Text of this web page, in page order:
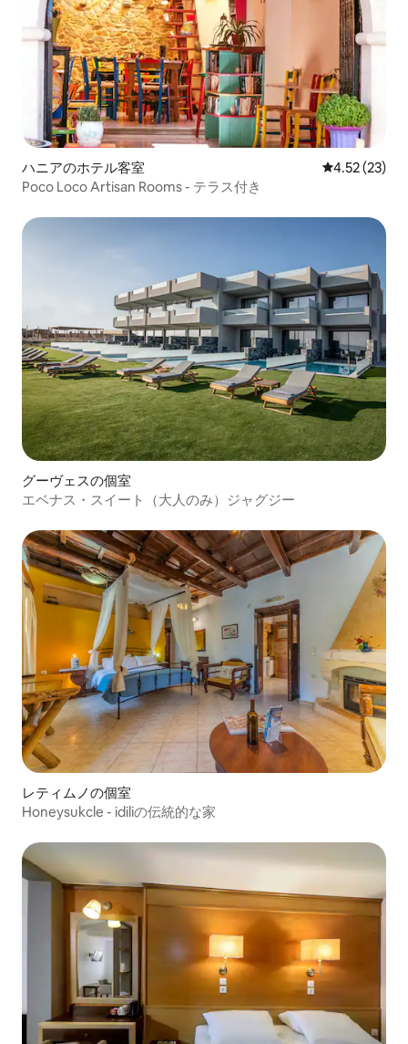
ハニアのホテル客室 レビュー23
4.52 (23)
Poco Loco Artisan Rooms - テラス付き
グーヴェスの個室
エベナス・スイート（大人のみ）ジャグジー
レティムノの個室
Honeysukcle - idiliの伝統的な家